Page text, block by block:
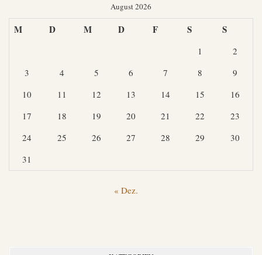
August 2026
M D M D F S S
1
2
3
4 5 6 7 8
9
10
11 12 13 14 15
16
17
18 19 20 21 22
23
24
25 26 27 28 29
30
31
« Dez.